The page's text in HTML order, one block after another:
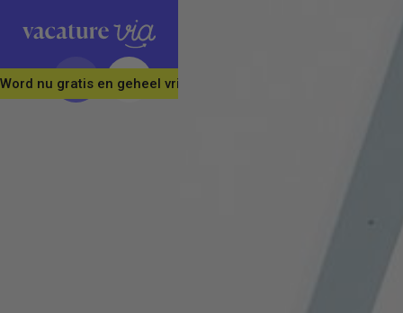
Word nu gratis en geheel vrijblijvend lid van ons Vacature Via